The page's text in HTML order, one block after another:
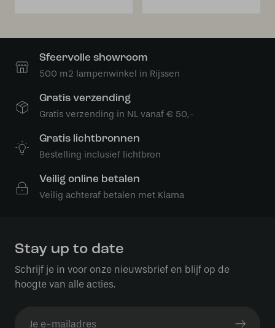
Sfeervolle showroom
500 m2 lampenwinkel in Rijssen
Gratis verzending
Gratis verzending in NL vanaf € 50,-
Gratis lichtbronnen
Bestelling inclusief lichtbron
Veilig online betalen
Veilig achteraf betalen met Klarna
Stay up to date
Schrijf je in voor onze nieuwsbrief en blijf op de
hoogte van alle acties.